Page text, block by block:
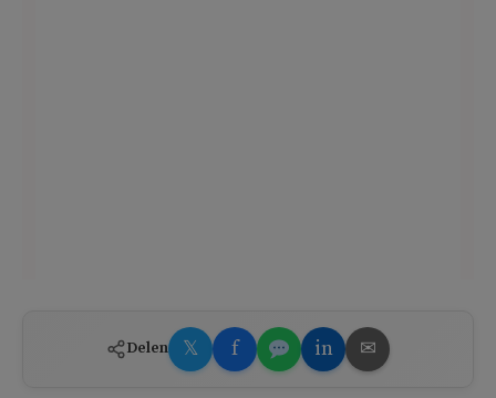
Delen 𝕏 f in ✉